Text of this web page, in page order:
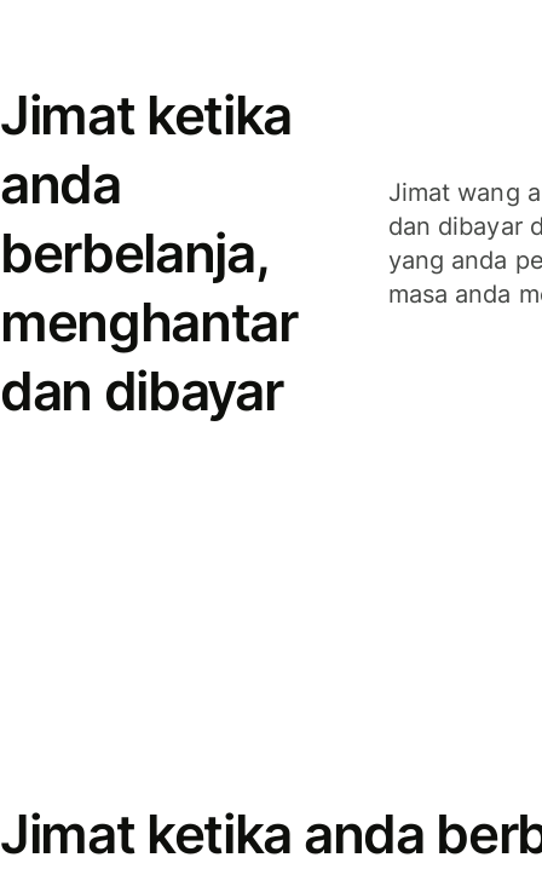
Jimat ketika
anda
berbelanja,
menghantar
dan dibayar
Jimat wang
dan dibayar
yang anda
masa anda
Jimat ketika anda